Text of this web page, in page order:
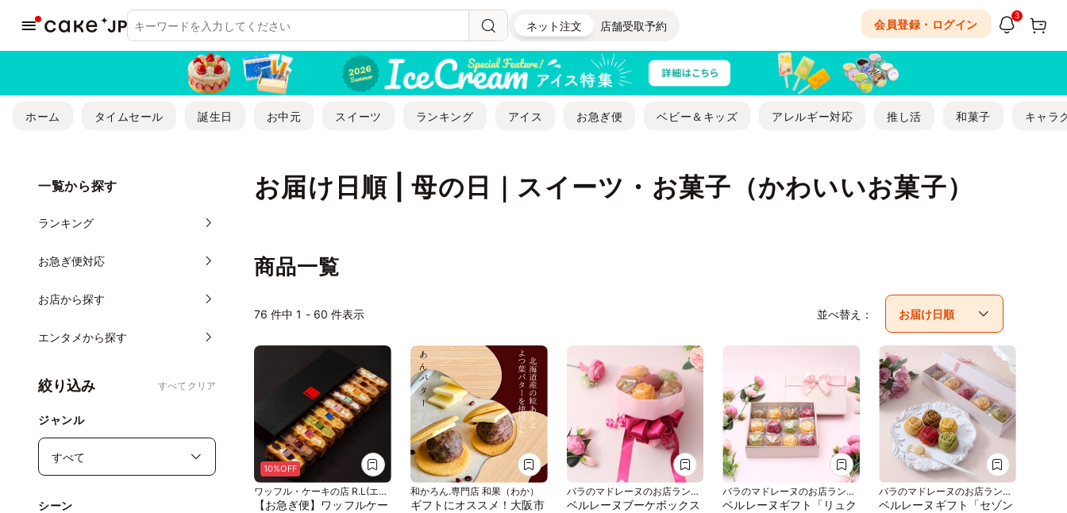
ネット注文 店舗受取予約 会員登録・ログイン
3
ホーム タイムセール 誕生日 お中元 スイーツ ランキング アイス お急ぎ便 ベビー＆キッズ アレルギー対応 推し活 和菓子 キャラ
お届け日順 | 母の日｜スイーツ・お菓子（かわいいお菓子）
一覧から探す
ランキング
お急ぎ便対応
お店から探す
エンタメから探す
絞り込み すべてクリア
ジャンル
シーン
商品一覧
76 件中 1 - 60 件表示 並べ替え：
10%OFF
ワッフル・ケーキの店 R.L(エー
ル・エル)
【お急ぎ便】ワッフルケー
和かろん.専門店 和果（わか）
ギフトにオススメ！大阪市
バラのマドレーヌのお店ランジ
ェラ
ベルレーヌブーケボックス
バラのマドレーヌのお店ランジ
ェラ
ベルレーヌギフト「リュク
バラのマドレーヌのお店ランジ
ェラ
ベルレーヌギフト「セゾン